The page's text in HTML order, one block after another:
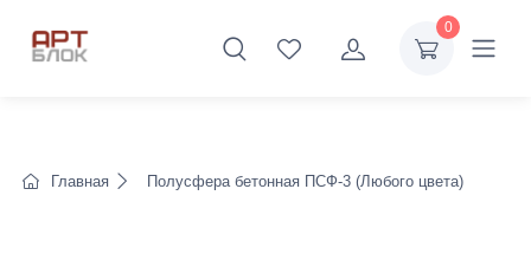
0
Главная Полусфера бетонная ПСФ-3 (Любого цвета)